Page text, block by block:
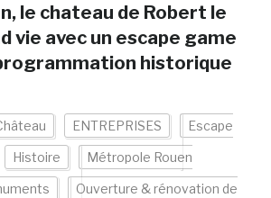
le chateau de Robert le
vie avec un escape game
historique
ENTREPRISES Escape
Histoire Métropole Rouen
Ouverture & rénovation de